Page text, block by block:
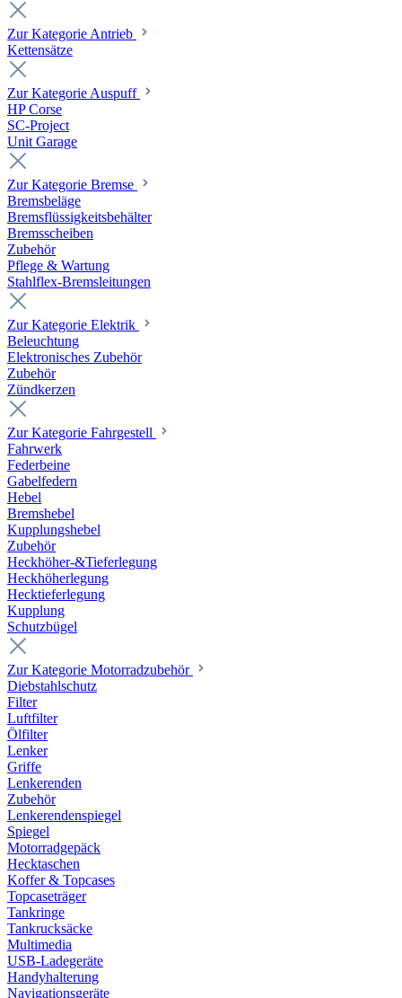
Zur Kategorie Antrieb
Kettensätze
Zur Kategorie Auspuff
HP Corse
SC-Project
Unit Garage
Zur Kategorie Bremse
Bremsbeläge
Bremsflüssigkeitsbehälter
Bremsscheiben
Zubehör
Pflege & Wartung
Stahlflex-Bremsleitungen
Zur Kategorie Elektrik
Beleuchtung
Elektronisches Zubehör
Zubehör
Zündkerzen
Zur Kategorie Fahrgestell
Fahrwerk
Federbeine
Gabelfedern
Hebel
Bremshebel
Kupplungshebel
Zubehör
Heckhöher-&Tieferlegung
Heckhöherlegung
Hecktieferlegung
Kupplung
Schutzbügel
Zur Kategorie Motorradzubehör
Diebstahlschutz
Filter
Luftfilter
Ölfilter
Lenker
Griffe
Lenkerenden
Zubehör
Lenkerendenspiegel
Spiegel
Motorradgepäck
Hecktaschen
Koffer & Topcases
Topcaseträger
Tankringe
Tankrucksäcke
Multimedia
USB-Ladegeräte
Handyhalterung
Navigationsgeräte